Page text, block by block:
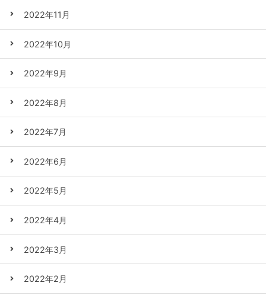
2022年11月
2022年10月
2022年9月
2022年8月
2022年7月
2022年6月
2022年5月
2022年4月
2022年3月
2022年2月